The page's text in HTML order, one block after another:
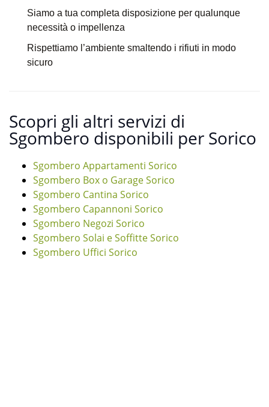
Siamo a tua completa disposizione per qualunque
necessità o impellenza
Rispettiamo l’ambiente smaltendo i rifiuti in modo
sicuro
Scopri gli altri servizi di
Sgombero disponibili per Sorico
Sgombero Appartamenti Sorico
Sgombero Box o Garage Sorico
Sgombero Cantina Sorico
Sgombero Capannoni Sorico
Sgombero Negozi Sorico
Sgombero Solai e Soffitte Sorico
Sgombero Uffici Sorico